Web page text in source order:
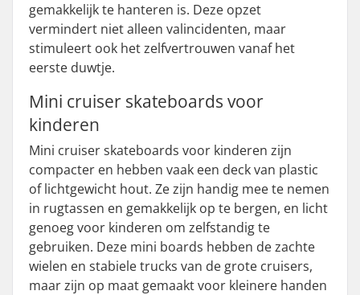
gemakkelijk te hanteren is. Deze opzet
vermindert niet alleen valincidenten, maar
stimuleert ook het zelfvertrouwen vanaf het
eerste duwtje.
Mini cruiser skateboards voor
kinderen
Mini cruiser skateboards voor kinderen zijn
compacter en hebben vaak een deck van plastic
of lichtgewicht hout. Ze zijn handig mee te nemen
in rugtassen en gemakkelijk op te bergen, en licht
genoeg voor kinderen om zelfstandig te
gebruiken. Deze mini boards hebben de zachte
wielen en stabiele trucks van de grote cruisers,
maar zijn op maat gemaakt voor kleinere handen